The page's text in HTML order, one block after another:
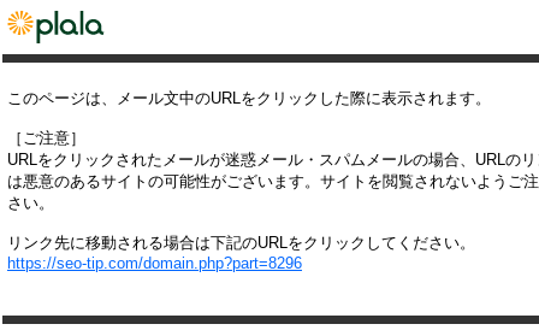
このページは、メール文中のURLをクリックした際に表示されます。
［ご注意］
URLをクリックされたメールが迷惑メール・スパムメールの場合、URLの
は悪意のあるサイトの可能性がございます。サイトを閲覧されないようご
さい。
リンク先に移動される場合は下記のURLをクリックしてください。
https://seo-tip.com/domain.php?part=8296